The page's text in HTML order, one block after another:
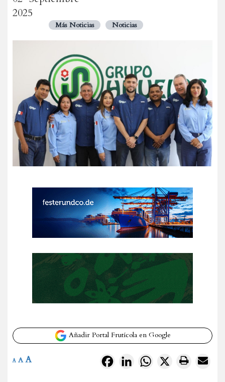
2025
Más Noticias Noticias
Añadir Portal Frutícola en Google
FacebookLinkedInWhatsApp
X
A A A